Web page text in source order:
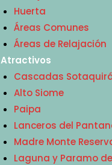
Huerta
Áreas Comunes
Áreas de Relajación
Atractivos
Cascadas
Alto Siome
Paipa
Lanceros del
Madre Monte
Laguna y Paramo